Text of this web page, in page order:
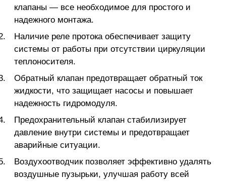
клапаны — все необходимое для простого и
надежного монтажа.
Наличие реле протока обеспечивает защиту
системы от работы при отсутствии циркуляции
теплоносителя.
Обратный клапан предотвращает обратный ток
жидкости, что защищает насосы и повышает
надежность гидромодуля.
Предохранительный клапан стабилизирует
давление внутри системы и предотвращает
аварийные ситуации.
Воздухоотводчик позволяет эффективно удалять
воздушные пузырьки, улучшая работу всей